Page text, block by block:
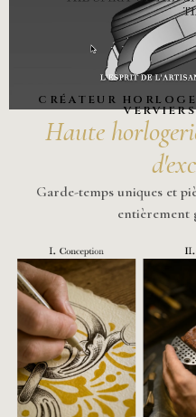
CRÉATEUR
Haute
Garde-temps uniques et
entièrement